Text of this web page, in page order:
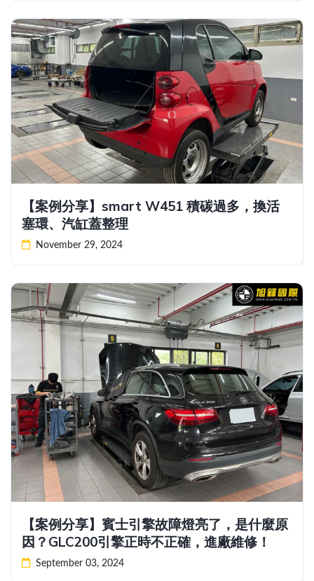
【案例分享】smart W451 積碳過多，換活
塞環、汽缸蓋整理
November 29, 2024
【案例分享】賓士引擎故障燈亮了，是什麼原
因？GLC200引擎正時不正確，進廠維修！
September 03, 2024